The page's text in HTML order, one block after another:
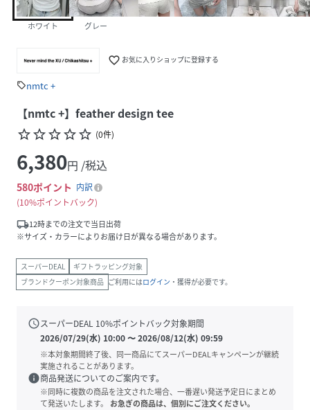
ホワイト グレー
favorite_border お気に入りショップに登録する
sellnmtc +
【nmtc +】feather design tee
star_borderstar_borderstar_borderstar_borderstar_border (0件)
6,380円 /税込
580ポイント 内訳
10%ポイントバック
local_shipping12時までの注文で当日出荷
※サイズ・カラーによりお届け日が異なる場合があります。
スーパーDEAL
ギフトラッピング対象
ブランドクーポン対象商品 ご利用にはログイン ・獲得が必要です。
scheduleスーパーDEAL 10%ポイントバック対象期間
2026/07/29(水) 10:00〜2026/08/12(水) 09:59
※本対象期間終了後、同一商品にてスーパーDEALキャンペーンが継続
実施されることがあります。
info商品発送についてのご案内です。
※同時に複数の商品を注文された場合、一番遅い発送予定日にまとめ
て発送いたします。
お急ぎの商品は、個別にご注文ください。